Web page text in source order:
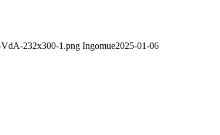
232x300-1.png Ingomue2025-01-06